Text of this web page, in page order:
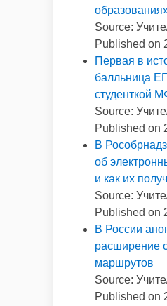
Source:
Published on
Первая в
балльница
студенткой
Source:
Published on
В
об
и как их
Source:
Published on
В России
расширение
маршрутов
Source:
Published on